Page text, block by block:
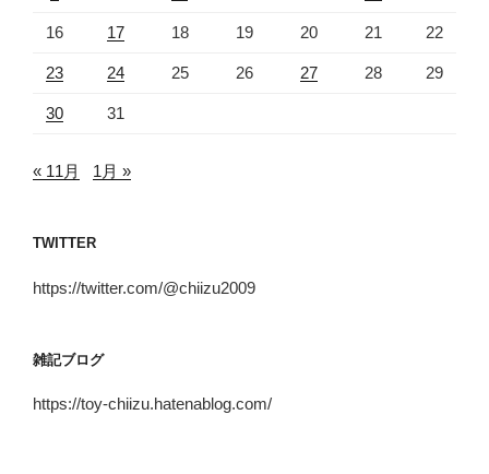
16 17 18 19 20 21 22
23 24 25 26 27 28 29
30 31
« 11月 1月 »
TWITTER
https://twitter.com/@chiizu2009
雑記ブログ
https://toy-chiizu.hatenablog.com/